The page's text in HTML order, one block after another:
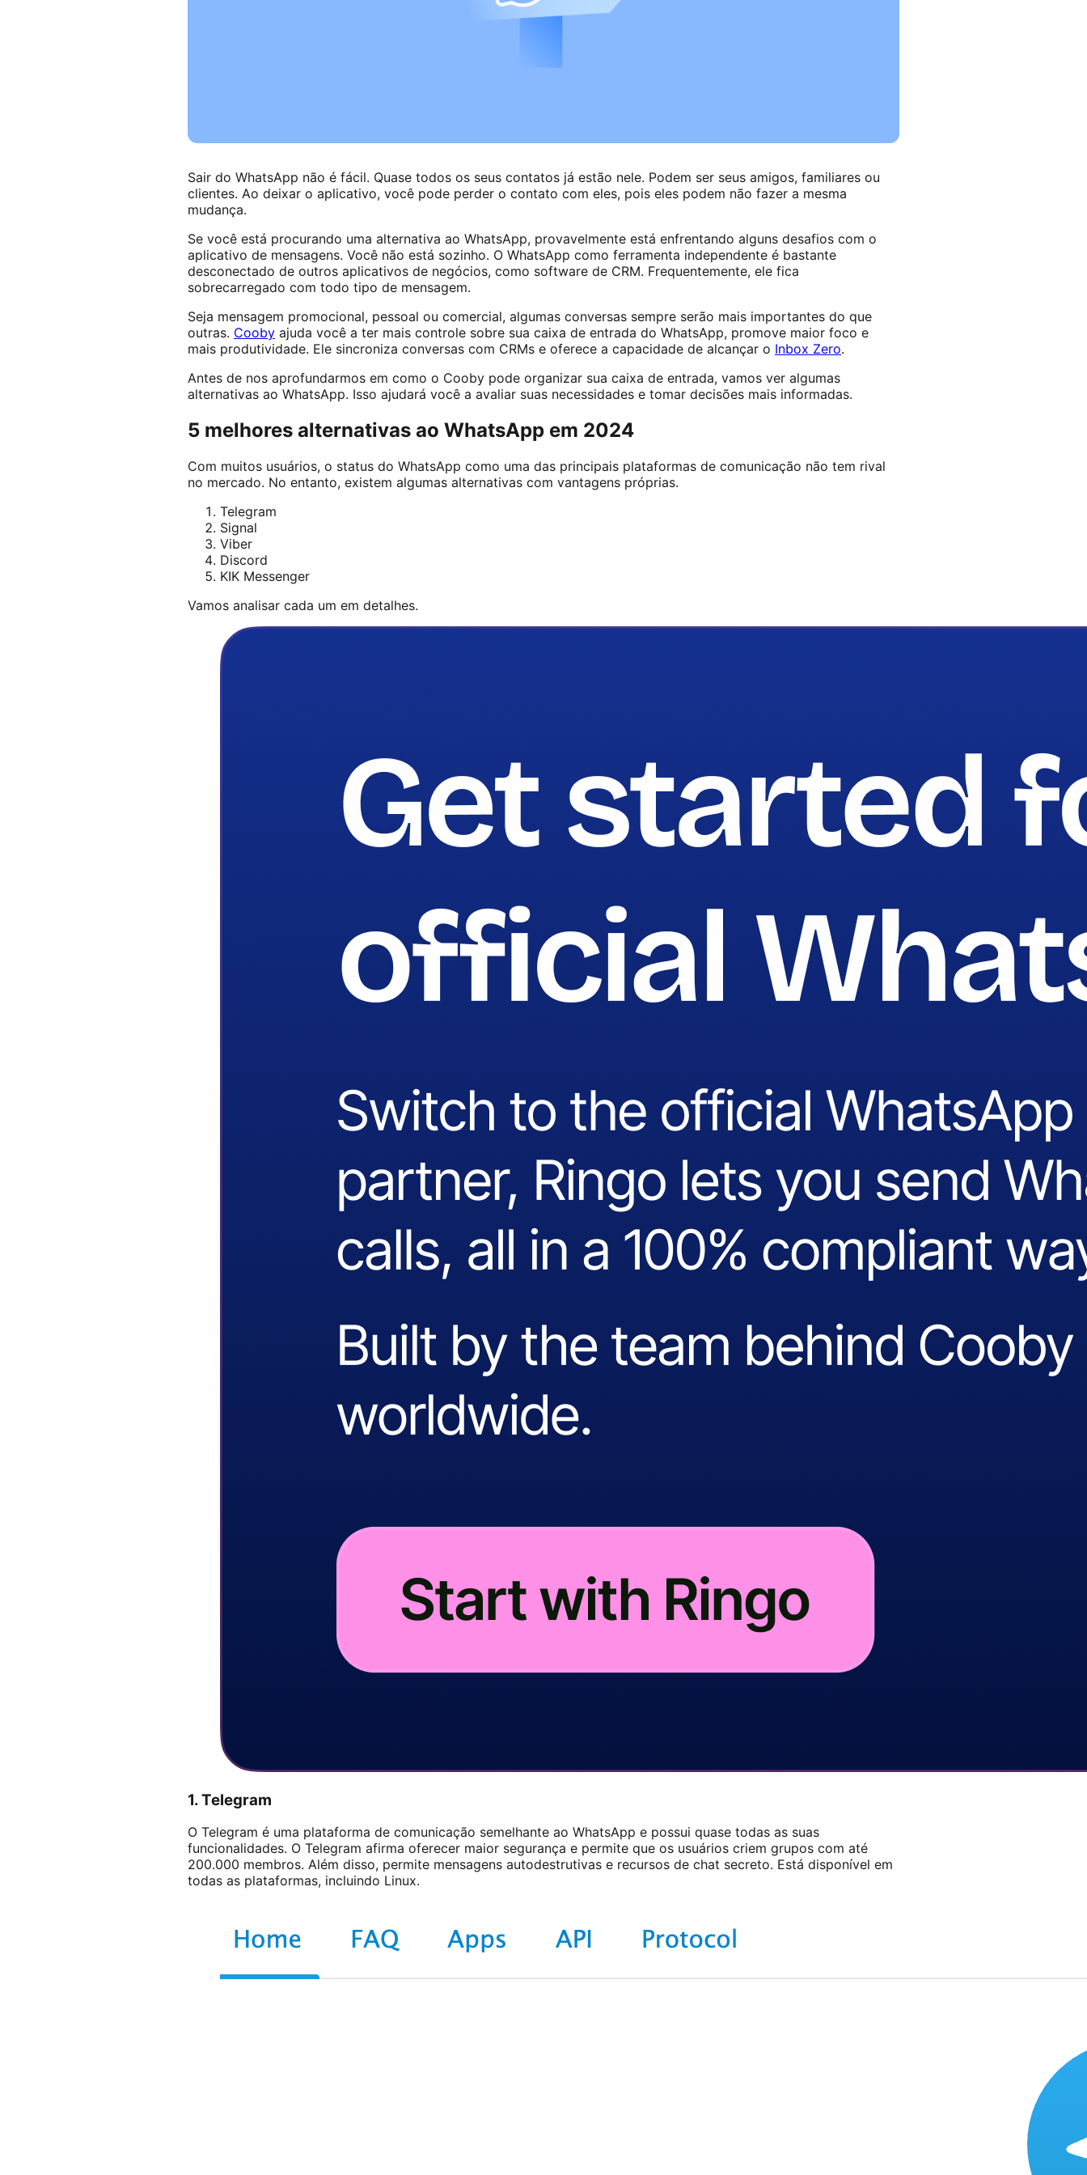
Sair do WhatsApp não é fácil. Quase todos os seus contatos já estão nele. Podem ser seus amigos, familiares ou
clientes. Ao deixar o aplicativo, você pode perder o contato com eles, pois eles podem não fazer a mesma
mudança.
Se você está procurando uma alternativa ao WhatsApp, provavelmente está enfrentando alguns desafios com o
aplicativo de mensagens. Você não está sozinho. O WhatsApp como ferramenta independente é bastante
desconectado de outros aplicativos de negócios, como software de CRM. Frequentemente, ele fica
sobrecarregado com todo tipo de mensagem.
Seja mensagem promocional, pessoal ou comercial, algumas conversas sempre serão mais importantes do que
outras. Cooby ajuda você a ter mais controle sobre sua caixa de entrada do WhatsApp, promove maior foco e
mais produtividade. Ele sincroniza conversas com CRMs e oferece a capacidade de alcançar o Inbox Zero.
Antes de nos aprofundarmos em como o Cooby pode organizar sua caixa de entrada, vamos ver algumas
alternativas ao WhatsApp. Isso ajudará você a avaliar suas necessidades e tomar decisões mais informadas.
5 melhores alternativas ao WhatsApp em 2024
Com muitos usuários, o status do WhatsApp como uma das principais plataformas de comunicação não tem rival
no mercado. No entanto, existem algumas alternativas com vantagens próprias.
Telegram
Signal
Viber
Discord
KIK Messenger
Vamos analisar cada um em detalhes.
1. Telegram
O Telegram é uma plataforma de comunicação semelhante ao WhatsApp e possui quase todas as suas
funcionalidades. O Telegram afirma oferecer maior segurança e permite que os usuários criem grupos com até
200.000 membros. Além disso, permite mensagens autodestrutivas e recursos de chat secreto. Está disponível em
todas as plataformas, incluindo Linux.